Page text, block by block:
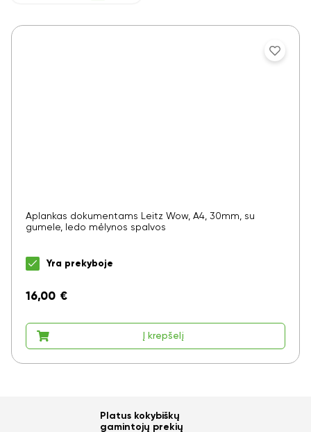
Aplankas dokumentams Leitz Wow, A4, 30mm, su
gumele, ledo mėlynos spalvos
Yra prekyboje
16,00 €
Į krepšelį
Platus kokybiškų
gamintojų prekių